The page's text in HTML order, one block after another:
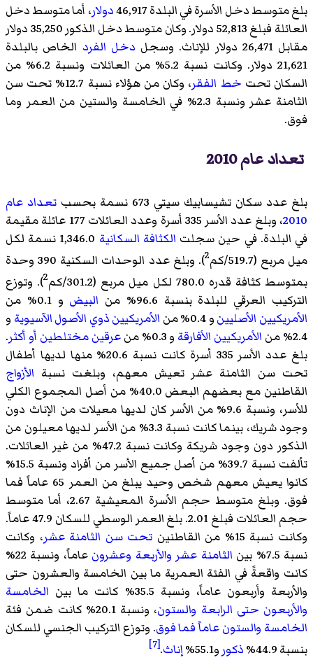
بلغ متوسط دخل الأسرة في البلدة 46,917 دولار، أما متوسط دخل
العائلة فبلغ 52,813 دولار. وكان متوسط دخل الذكور 35,250 دولار
مقابل 26,471 دولار للإناث. وسجل
دخل الفرد الخاص بالبلدة
21,621 دولار. وكانت نسبة 5.2% من العائلات ونسبة 6.2% من
السكان تحت خط الفقر
، وكان من هؤلاء نسبة 12.7% تحت سن
الثامنة عشر ونسبة 2.3% في الخامسة والستين من العمر وما
فوق.
تعداد عام 2010
بلغ عدد سكان تشيسابيك سيتي 673 نسمة بحسب
تعداد عام
2010
، وبلغ عدد الأسر 335 أسرة وعدد العائلات 177 عائلة مقيمة
في البلدة. في حين سجلت الكثافة السكانية
1,346.0 نسمة لكل
ميل مربع (519.7/كم
2
). وبلغ عدد الوحدات السكنية 390 وحدة
بمتوسط كثافة قدره 780.0 لكل ميل مربع (301.2/كم
2). وتوزع
التركيب العرقي للبلدة بنسبة 96.6% من
البيض و 0.1% من
الأمريكيين الأصليينو 0.4% من الأمريكيين ذوي الأصول الآسيوية و
2.4% من
الأمريكيين الأفارقة و 0.3% من عرقين مختلطين أو أكثر.
بلغ عدد الأسر 335 أسرة كانت نسبة 20.6% منها لديها أطفال
تحت سن الثامنة عشر تعيش معهم، وبلغت نسبة الأزواج
القاطنين مع بعضهم البعض 40.0% من أصل المجموع الكلي
للأسر، ونسبة 9.6% من الأسر كان لديها معيلات من الإناث دون
وجود شريك، بينما كانت نسبة 3.3% من الأسر لديها معيلون من
الذكور دون وجود شريكة وكانت نسبة 47.2% من غير العائلات.
تألفت نسبة 39.7% من أصل جميع الأسر من أفراد ونسبة 15.5%
كانوا يعيش معهم شخص وحيد يبلغ من العمر 65 عاماً فما
فوق. وبلغ متوسط حجم الأسرة المعيشية 2.67، أما متوسط
حجم العائلات فبلغ 2.01. بلغ العمر الوسطي للسكان 47.9 عاماً.
وكانت نسبة 15% من القاطنين
تحت سن الثامنة عشر، وكانت
نسبة 7.5% بين
الثامنة عشر والأربعة وعشرون
عاماً، ونسبة 22%
كانت واقعةً في الفئة العمرية ما بين الخامسة والعشرون حتى
والأربعة وأربعون عاماً، ونسبة 35.5% كانت ما بين
الخامسة
والأربعون حتى الرابعة والستون، ونسبة 20.1% كانت ضمن فئة
الخامسة والستون عاماً فما فوق. وتوزع التركيب الجنسي للسكان
بنسبة 44.9%
ذكورو55.1% إناث.
[7]